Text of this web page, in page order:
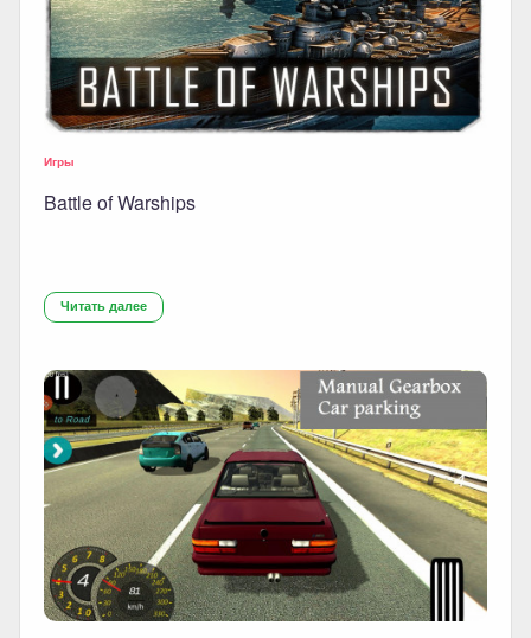
Игры
Battle of Warships
Читать далее